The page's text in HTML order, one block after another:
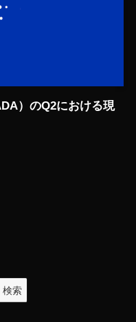
）のQ2における現
検索